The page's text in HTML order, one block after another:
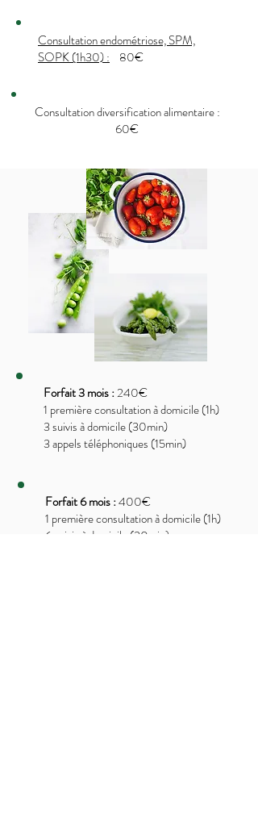
Consultation endométriose, SPM,
SOPK (1h30) : 80€
Consultation diversification alimentaire :
60€
Forfait 3 mois :240€
1 première consultation à domicile (1h)
3 suivis à domicile (30min)
3 appels téléphoniques (15min)
Forfait 6 mois :400€
1 première consultation à domicile (1h)
6 suivis à domicile (30min)